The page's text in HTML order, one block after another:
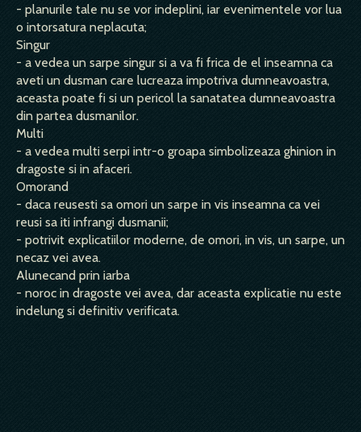
- planurile tale nu se vor indeplini, iar evenimentele vor lua
o intorsatura neplacuta;
Singur
- a vedea un sarpe singur si a va fi frica de el inseamna ca
aveti un dusman care lucreaza impotriva dumneavoastra,
aceasta poate fi si un pericol la sanatatea dumneavoastra
din partea dusmanilor.
Multi
- a vedea multi serpi intr-o groapa simbolizeaza ghinion in
dragoste si in afaceri.
Omorand
- daca reusesti sa omori un sarpe in vis inseamna ca vei
reusi sa iti infrangi dusmanii;
- potrivit explicatiilor moderne, de omori, in vis, un sarpe, un
necaz vei avea.
Alunecand prin iarba
- noroc in dragoste vei avea, dar aceasta explicatie nu este
indelung si definitiv verificata.